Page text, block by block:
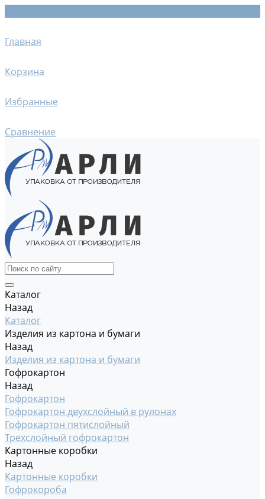
Главная
Корзина
Избранные
Сравнение
Каталог
Назад
Каталог
Изделия из картона и бумаги
Назад
Изделия из картона и бумаги
Гофрокартон
Назад
Гофрокартон
Гофрокартон двухслойный в рулонах
Гофрокартон пятислойный
Трехслойный гофрокартон
Картонные коробки
Назад
Картонные коробки
Гофрокороба